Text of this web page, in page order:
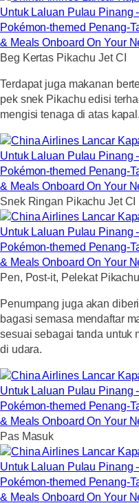
Beg Kertas Pikachu Jet CI
Terdapat juga makanan
pek snek Pikachu edisi
mengisi tenaga di atas kapal.
Snek Ringan Pikachu Jet CI
Pen, Post-it, Pelekat
Penumpang juga akan
bagasi semasa mendaftar
sesuai sebagai tanda untuk
di udara.
Pas Masuk